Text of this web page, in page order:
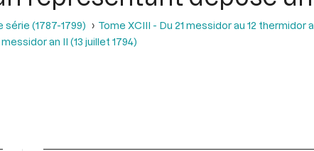
série (1787-1799)
Tome XCIII - Du 21 messidor au 12 thermidor
an II (13 juillet 1794)